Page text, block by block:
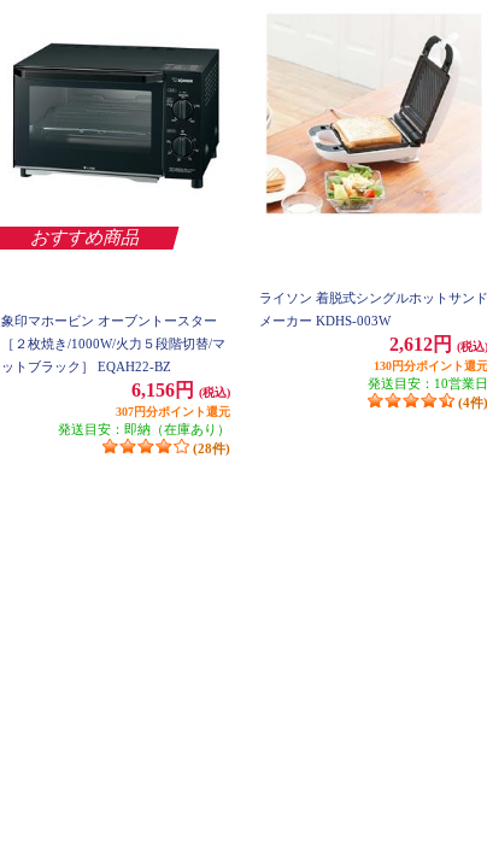
おすすめ商品
象印マホービン オーブントースター
［２枚焼き/1000W/火力５段階切替/マ
ットブラック］ EQAH22-BZ
6,156円
(税込)
307円分ポイント還元
発送目安：即納（在庫あり）
(28件)
ライソン 着脱式シングルホットサンド
メーカー KDHS-003W
2,612円
(税込)
130円分ポイント還元
発送目安：10営業日
(4件)